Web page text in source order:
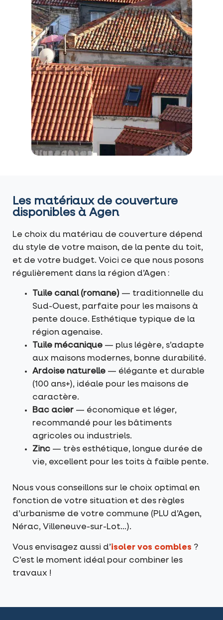
Les matériaux de couverture
disponibles à Agen
Le choix du matériau de couverture dépend
du style de votre maison, de la pente du toit,
et de votre budget. Voici ce que nous posons
régulièrement dans la région d’Agen :
Tuile canal (romane) — traditionnelle du
Sud-Ouest, parfaite pour les maisons à
pente douce. Esthétique typique de la
région agenaise.
Tuile mécanique — plus légère, s’adapte
aux maisons modernes, bonne durabilité.
Ardoise naturelle — élégante et durable
(100 ans+), idéale pour les maisons de
caractère.
Bac acier — économique et léger,
recommandé pour les bâtiments
agricoles ou industriels.
Zinc — très esthétique, longue durée de
vie, excellent pour les toits à faible pente.
Nous vous conseillons sur le choix optimal en
fonction de votre situation et des règles
d’urbanisme de votre commune (PLU d’Agen,
Nérac, Villeneuve-sur-Lot…).
Vous envisagez aussi d’isoler vos combles ?
C’est le moment idéal pour combiner les
travaux !